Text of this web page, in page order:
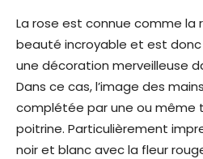
La rose est connue comme la
beauté incroyable et est
une décoration merveilleuse
Dans ce cas, l’image des
complétée par une ou même
poitrine. Particulièrement
noir et blanc avec la fleur